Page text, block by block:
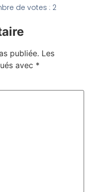
de votes : 2
publiée. Les
avec *